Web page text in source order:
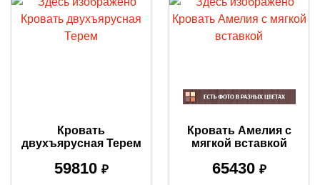
Кровать
двухъярусная Терем
59810 ₽
Кровать Амелия с
мягкой вставкой
65430 ₽